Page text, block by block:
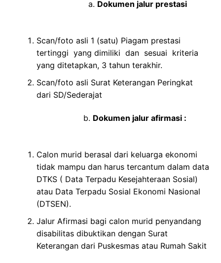
a. Dokumen jalur prestasi
Scan/foto asli 1 (satu) Piagam prestasi
tertinggi yang dimiliki dan sesuai kriteria
yang ditetapkan, 3 tahun terakhir.
Scan/foto asli Surat Keterangan Peringkat
dari SD/Sederajat
b. Dokumen jalur afirmasi :
Calon murid berasal dari keluarga ekonomi
tidak mampu dan harus tercantum dalam data
DTKS ( Data Terpadu Kesejahteraan Sosial)
atau Data Terpadu Sosial Ekonomi Nasional
(DTSEN).
Jalur Afirmasi bagi calon murid penyandang
disabilitas dibuktikan dengan Surat
Keterangan dari Puskesmas atau Rumah Sakit